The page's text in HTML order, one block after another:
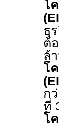
โ
(
ธุ
ต้
ล้
โ
(
ก
ที่
โ